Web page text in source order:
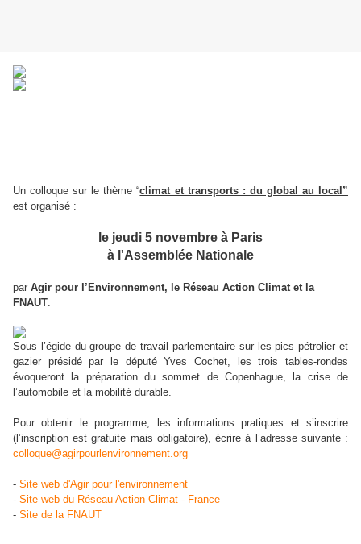
Un colloque sur le thème “climat et transports : du global au local”
est organisé :
le jeudi 5 novembre à Paris
à l'Assemblée Nationale
par Agir pour l’Environnement, le Réseau Action Climat et la
FNAUT.
Sous l’égide du groupe de travail parlementaire sur les pics pétrolier et
gazier présidé par le député Yves Cochet, les trois tables-rondes
évoqueront la préparation du sommet de Copenhague, la crise de
l’automobile et la mobilité durable.
Pour obtenir le programme, les informations pratiques et s’inscrire
(l’inscription est gratuite mais obligatoire), écrire à l’adresse suivante :
colloque@agirpourlenvironnement.org
- Site web d'Agir pour l'environnement
- Site web du Réseau Action Climat - France
- Site de la FNAUT